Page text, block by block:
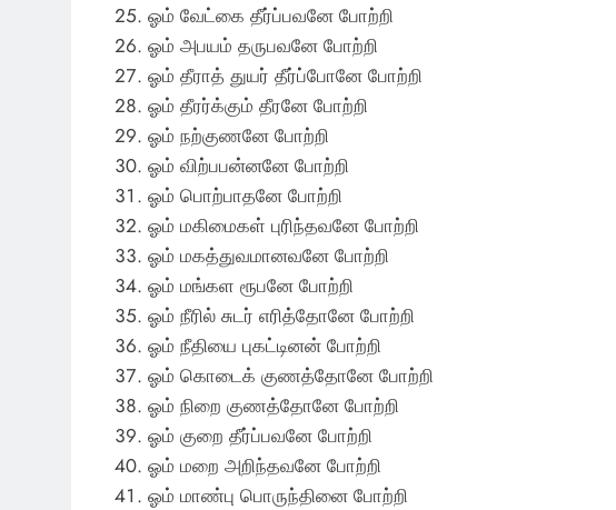
ஓம் வேட்கை தீர்ப்பவனே போற்றி
ஓம் அபயம் தருபவனே போற்றி
ஓம் தீராத் துயர் தீர்ப்போனே போற்றி
ஓம் தீரர்க்கும் தீரனே போற்றி
ஓம் நற்குணனே போற்றி
ஓம் விற்பபன்னனே போற்றி
ஓம் பொற்பாதனே போற்றி
ஓம் மகிமைகள் புரிந்தவனே போற்றி
ஓம் மகத்துவமானவனே போற்றி
ஓம் மங்கள ரூபனே போற்றி
ஓம் நீரில் சுடர் எரித்தோனே போற்றி
ஓம் நீதியை புகட்டினன் போற்றி
ஓம் கொடைக் குணத்தோனே போற்றி
ஓம் நிறை குணத்தோனே போற்றி
ஓம் குறை தீர்ப்பவனே போற்றி
ஓம் மறை அறிந்தவனே போற்றி
ஓம் மாண்பு பொருந்தினை போற்றி